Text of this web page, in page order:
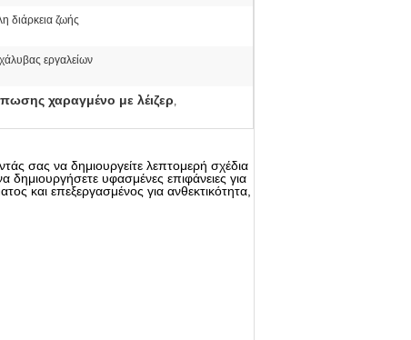
διάρκεια ζωής
εργαλείων
χαραγμένο με λέιζερ,
σας να δημιουργείτε λεπτομερή σχέδια
δημιουργήσετε υφασμένες επιφάνειες για
και επεξεργασμένος για ανθεκτικότητα,